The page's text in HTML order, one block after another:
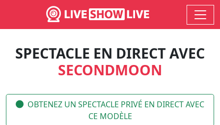
SPECTACLE EN DIRECT AVEC
SECONDMOON
OBTENEZ UN SPECTACLE PRIVÉ EN DIRECT AVEC
CE MODÈLE